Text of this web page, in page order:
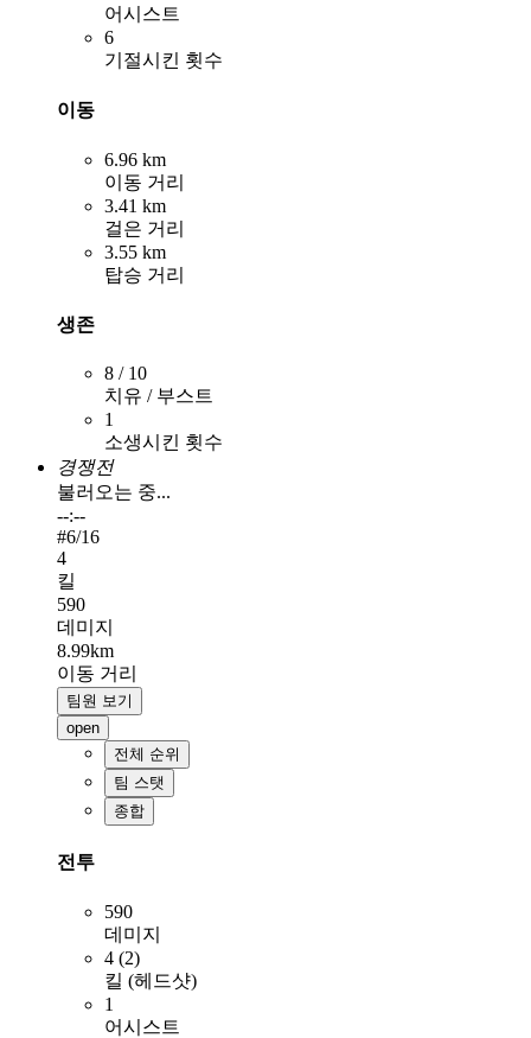
어시스트
6
기절시킨 횟수
이동
6.96 km
이동 거리
3.41 km
걸은 거리
3.55 km
탑승 거리
생존
8 / 10
치유 / 부스트
1
소생시킨 횟수
경쟁전
불러오는 중...
--:--
#6/16
4
킬
590
데미지
8.99km
이동 거리
팀원 보기
open
전체 순위
팀 스탯
종합
전투
590
데미지
4 (2)
킬 (헤드샷)
1
어시스트